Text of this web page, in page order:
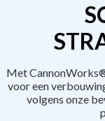
Met
voor een
volgens onze